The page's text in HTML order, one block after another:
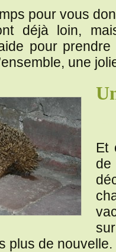
pour vous
déjà loin,
pour
une
Et
plus de nouvelle.